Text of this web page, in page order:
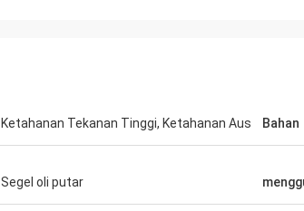
Ketahanan Tekanan Tinggi, Ketahanan Aus Bahan
Segel oli putar